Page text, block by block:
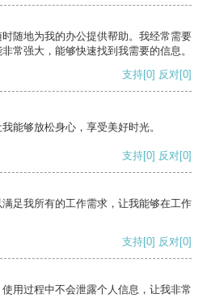
随地为我的办公提供帮助。我经常需要
常强大，能够快速找到我需要的信息。
支持[0] 反对[0]
能够放松身心，享受美好时光。
支持[0] 反对[0]
足我所有的工作需求，让我能够在工作
支持[0] 反对[0]
用过程中不会泄露个人信息，让我非常